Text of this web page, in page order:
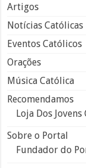
Artigos
Notícias Católicas
Eventos Católicos
Orações
Música Católica
Recomendamos
Loja Dos
Sobre o Portal
Fundador do